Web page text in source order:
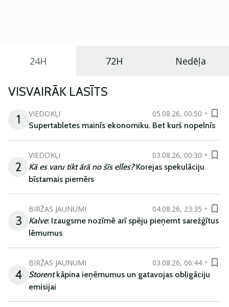
24H 72H Nedēļa
VISVAIRĀK LASĪTS
1
VIEDOKĻI
05.08.26, 00:50
Supertabletes mainīs ekonomiku. Bet kurš nopelnīs
2
VIEDOKĻI
03.08.26, 00:30
Kā es varu tikt ārā no šīs elles?Korejas spekulāciju
bīstamais piemērs
3
BIRŽAS JAUNUMI
04.08.26, 23:35
Kalve: Izaugsme nozīmē arī spēju pieņemt sarežģītus
lēmumus
4
BIRŽAS JAUNUMI
03.08.26, 06:44
Storentkāpina ieņēmumus un gatavojas obligāciju
emisijai